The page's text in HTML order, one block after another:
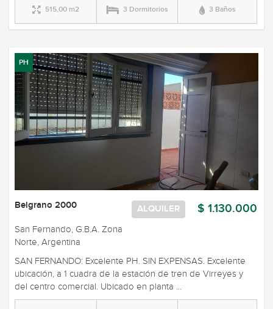
515,00 m2 3 Dormitorios 3 Baños
PH
$ 1.130.000
ALQUILER
Belgrano 2000
San Fernando, G.B.A. Zona
Norte, Argentina
SAN FERNANDO: Excelente PH. SIN EXPENSAS. Excelente
ubicación, a 1 cuadra de la estación de tren de Virreyes y
del centro comercial. Ubicado en planta ...